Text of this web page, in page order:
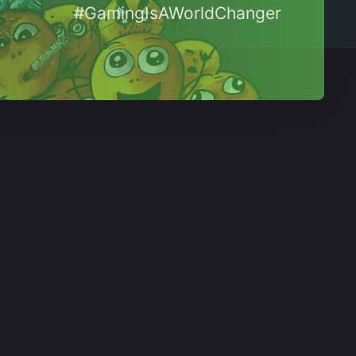
#GamingIsAWorldChanger